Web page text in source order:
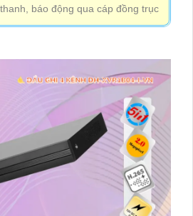
báo động qua cáp đồng trục